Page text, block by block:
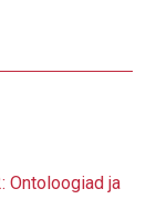
Ontoloogiad ja